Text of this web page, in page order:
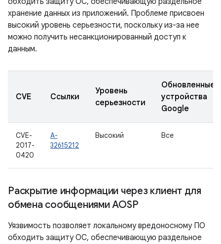
хранение данных из приложений. Проблеме присвоен
высокий уровень серьезности, поскольку из-за нее
можно получить несанкционированный доступ к
данным.
CVE Ссылки
Уровень
серьезности
Обновленные
устройства
Google
CVE-
2017-
0420
A-
32615212
Высокий Все
Раскрытие информации через клиент для
обмена сообщениями AOSP
Уязвимость позволяет локальному вредоносному ПО
обходить защиту ОС, обеспечивающую раздельное